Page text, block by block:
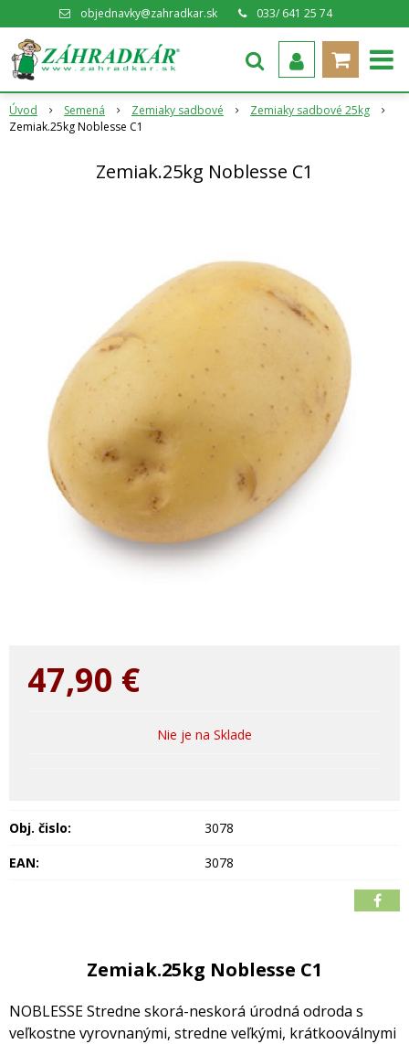
objednavky@zahradkar.sk 033/ 641 25 74
Úvod Semená Zemiaky sadbové
Zemiaky sadbové 25kg
Zemiak.25kg Noblesse C1
Zemiak.25kg Noblesse C1
47,90 €
Nie je na Sklade
Obj. čislo:
3078
EAN:
3078
Zemiak.25kg Noblesse C1
NOBLESSE Stredne skorá-neskorá úrodná odroda s
veľkostne vyrovnanými, stredne veľkými, krátkooválnymi